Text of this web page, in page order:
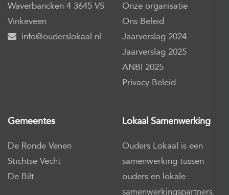
Waverbancken 4 3645 VS
Vinkeveen
info@ouderslokaal.nl
Onze organisatie
Ons Beleid
Jaarverslag 2024
Jaarverslag 2025
ANBI 2025
Privacy Beleid
Gemeentes
De Ronde Venen
Stichtse Vecht
De Bilt
Lokaal Samenwerking
Ouders Lokaal is een
samenwerking tussen
ouders en lokale
samenwerkingspartners.